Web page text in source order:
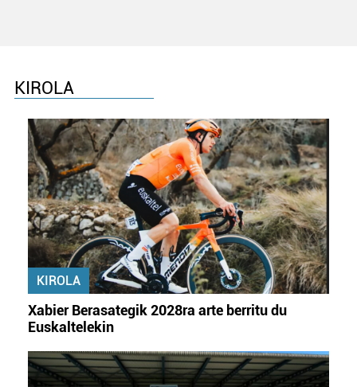
KIROLA
KIROLA
Xabier Berasategik 2028ra arte berritu du
Euskaltelekin